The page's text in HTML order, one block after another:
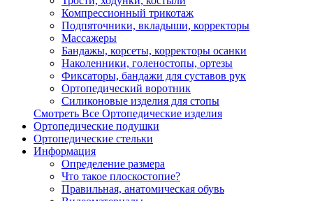
Компрессионный трикотаж
Подпяточники, вкладыши, корректоры
Массажеры
Бандажы, корсеты, корректоры осанки
Наколенники, голеностопы, ортезы
Фиксаторы, бандажи для суставов рук
Ортопедический воротник
Силиконовые изделия для стопы
Смотреть Все Ортопедические изделия
Ортопедические подушки
Ортопедические стельки
Информация
Определение размера
Что такое плоскостопие?
Правильная, анатомическая обувь